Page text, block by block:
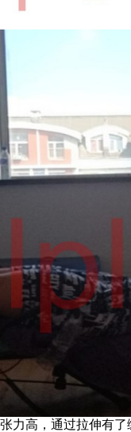
力高，通过拉伸有